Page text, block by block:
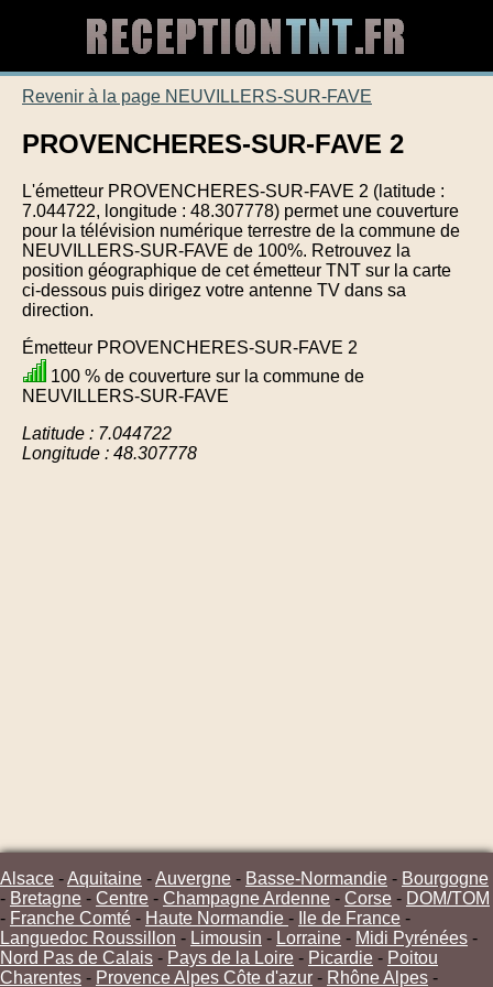
Revenir à la page NEUVILLERS-SUR-FAVE
PROVENCHERES-SUR-FAVE 2
L'émetteur PROVENCHERES-SUR-FAVE 2 (latitude :
7.044722, longitude : 48.307778) permet une couverture
pour la télévision numérique terrestre de la commune de
NEUVILLERS-SUR-FAVE de 100%. Retrouvez la
position géographique de cet émetteur TNT sur la carte
ci-dessous puis dirigez votre antenne TV dans sa
direction.
Émetteur PROVENCHERES-SUR-FAVE 2
100 % de couverture sur la commune de
NEUVILLERS-SUR-FAVE
Latitude : 7.044722
Longitude : 48.307778
Alsace -Aquitaine -Auvergne - Basse-Normandie - Bourgogne
- Bretagne - Centre - Champagne Ardenne - Corse - DOM/TOM
- Franche Comté - Haute Normandie - Ile de France -
Languedoc Roussillon - Limousin - Lorraine - Midi Pyrénées -
Nord Pas de Calais - Pays de la Loire - Picardie - Poitou
Charentes - Provence Alpes Côte d'azur - Rhône Alpes -